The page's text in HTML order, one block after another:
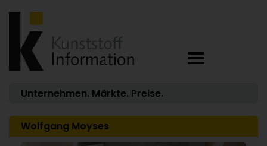
Unternehmen. Märkte. Preise.
Wolfgang Moyses